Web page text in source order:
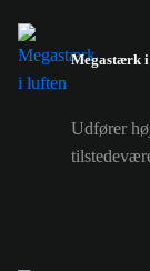
Megastærk
Udfører